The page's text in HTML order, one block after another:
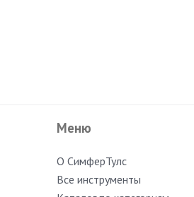
Меню
О СимферТулс
Все инструменты